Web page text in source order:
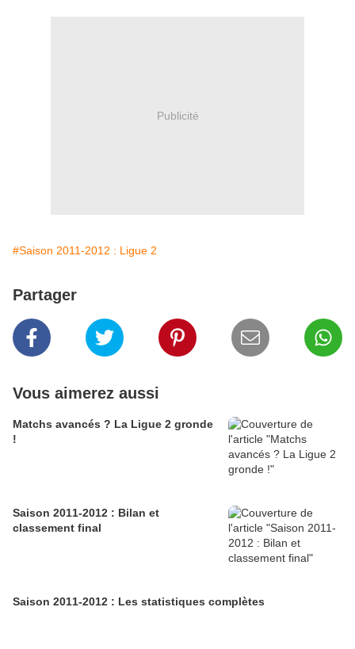
Publicité
#Saison 2011-2012 : Ligue 2
Partager
Vous aimerez aussi
Matchs avancés ? La Ligue 2 gronde
!
Saison 2011-2012 : Bilan et
classement final
Saison 2011-2012 : Les statistiques complètes